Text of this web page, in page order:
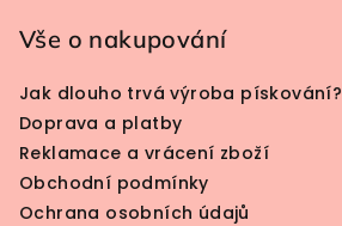
Vše o nakupování
Jak dlouho trvá výroba pískování?
Doprava a platby
Reklamace a vrácení zboží
Obchodní podmínky
Ochrana osobních údajů